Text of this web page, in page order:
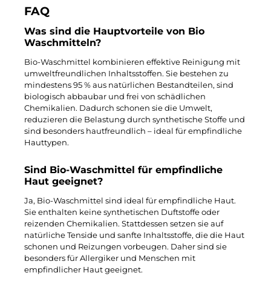
FAQ
Was sind die Hauptvorteile von Bio
Waschmitteln?
Bio-Waschmittel kombinieren effektive Reinigung mit
umweltfreundlichen Inhaltsstoffen. Sie bestehen zu
mindestens 95 % aus natürlichen Bestandteilen, sind
biologisch abbaubar und frei von schädlichen
Chemikalien. Dadurch schonen sie die Umwelt,
reduzieren die Belastung durch synthetische Stoffe und
sind besonders hautfreundlich – ideal für empfindliche
Hauttypen.
Sind Bio-Waschmittel für empfindliche
Haut geeignet?
Ja, Bio-Waschmittel sind ideal für empfindliche Haut.
Sie enthalten keine synthetischen Duftstoffe oder
reizenden Chemikalien. Stattdessen setzen sie auf
natürliche Tenside und sanfte Inhaltsstoffe, die die Haut
schonen und Reizungen vorbeugen. Daher sind sie
besonders für Allergiker und Menschen mit
empfindlicher Haut geeignet.